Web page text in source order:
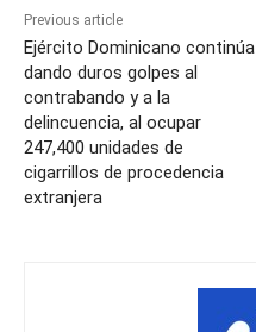
Previous article
Ejército Dominicano continúa
dando duros golpes al
contrabando y a la
delincuencia, al ocupar
247,400 unidades de
cigarrillos de procedencia
extranjera